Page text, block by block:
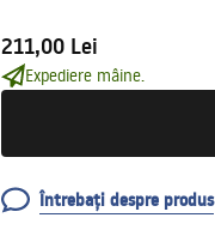
211,00 Lei
Expediere mâine.
Întrebați despre produs